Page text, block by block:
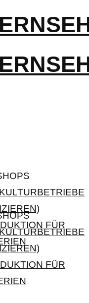
FÜR
FÜR